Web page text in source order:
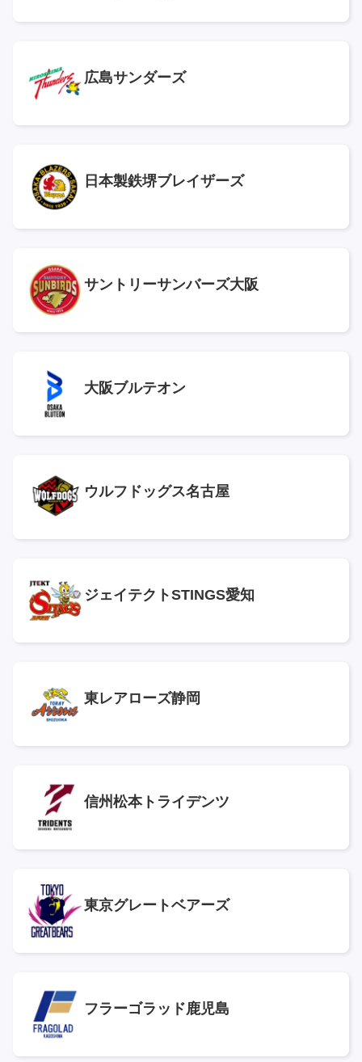
広島サンダーズ
日本製鉄堺ブレイザーズ
サントリーサンバーズ大阪
大阪ブルテオン
ウルフドッグス名古屋
ジェイテクトSTINGS愛知
東レアローズ静岡
信州松本トライデンツ
東京グレートベアーズ
フラーゴラッド鹿児島